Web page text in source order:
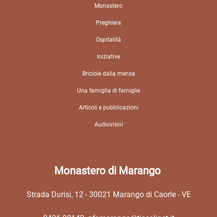
Monastero
Preghiera
Ospitalità
Iniziative
Briciole dalla mensa
Una famiglia di famiglie
Articoli e pubblicazioni
Audiovisivi
Monastero di Marango
Strada Durisi, 12 - 30021 Marango di Caorle - VE